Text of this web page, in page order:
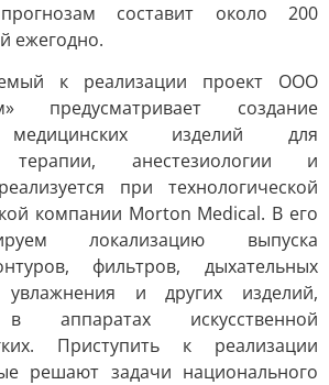
составит около 200
ежегодно.
к реализации проект ООО
предусматривает создание
медицинских изделий для
терапии, анестезиологии и
при технологической
компании Morton Medical. В его
локализацию выпуска
фильтров, дыхательных
и других изделий,
в аппаратах искусственной
Приступить к реализации
решают задачи национального